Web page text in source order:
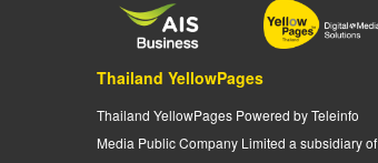
Thailand YellowPages
Thailand YellowPages Powered by Teleinfo
Media Public Company Limited a subsidiary of